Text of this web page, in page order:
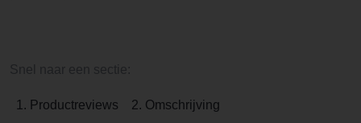
1. Productreviews
2. Omschrijving